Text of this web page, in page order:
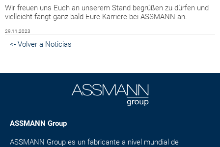
Wir freuen uns Euch an unserem Stand begrüßen zu dürfen und
vielleicht fängt ganz bald Eure Karriere bei ASSMANN an.
29.11.2023
<- Volver a Noticias
ASSMANN Group
ASSMANN Group es un fabricante a nivel mundial de